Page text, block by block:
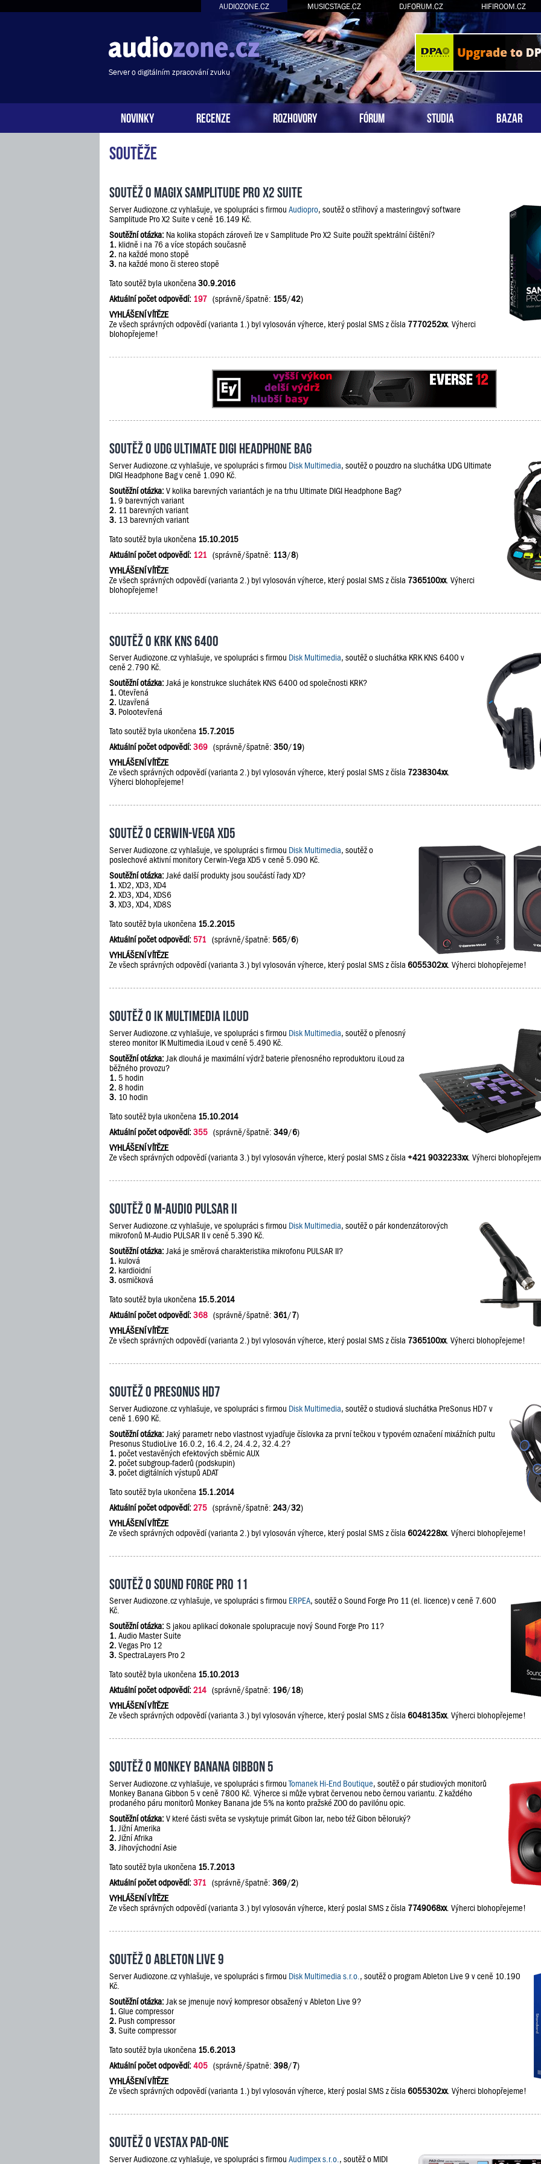
AUDIOZONE.CZ MUSICSTAGE.CZ DJFORUM.CZ HIFIROOM.CZ
Server o digitálním zpracování zvuku
NOVINKY RECENZE ROZHOVORY FÓRUM STUDIA BAZAR
Soutěže
Soutěž o Magix Samplitude Pro X2 Suite
Server Audiozone.cz vyhlašuje, ve spolupráci s firmou Audiopro, soutěž o střihový a masteringový software
Samplitude Pro X2 Suite v ceně 16.149 Kč.
Soutěžní otázka: Na kolika stopách zároveň lze v Samplitude Pro X2 Suite použít spektrální čištění?
1. klidně i na 76 a více stopách současně
2. na každé mono stopě
3. na každé mono či stereo stopě
Tato soutěž byla ukončena 30.9.2016
Aktuální počet odpovědí: 197 (správně/špatně: 155/42)
VYHLÁŠENÍ VÍTĚZE
Ze všech správných odpovědí (varianta 1.) byl vylosován výherce, který poslal SMS z čísla 7770252xx. Výherci
blohopřejeme!
Soutěž o UDG Ultimate DIGI Headphone Bag
Server Audiozone.cz vyhlašuje, ve spolupráci s firmou Disk Multimedia, soutěž o pouzdro na sluchátka UDG Ultimate
DIGI Headphone Bag v ceně 1.090 Kč.
Soutěžní otázka:V kolika barevných variantách je na trhu Ultimate DIGI Headphone Bag?
1. 9 barevných variant
2. 11 barevných variant
3. 13 barevných variant
Tato soutěž byla ukončena 15.10.2015
Aktuální počet odpovědí: 121 (správně/špatně: 113/8)
VYHLÁŠENÍ VÍTĚZE
Ze všech správných odpovědí (varianta 2.) byl vylosován výherce, který poslal SMS z čísla 7365100xx. Výherci
blohopřejeme!
Soutěž o KRK KNS 6400
Server Audiozone.cz vyhlašuje, ve spolupráci s firmou Disk Multimedia, soutěž o sluchátka KRK KNS 6400 v
ceně 2.790 Kč.
Soutěžní otázka:Jaká je konstrukce sluchátek KNS 6400 od společnosti KRK?
1.Otevřená
2. Uzavřená
3. Polootevřená
Tato soutěž byla ukončena 15.7.2015
Aktuální počet odpovědí:369 (správně/špatně: 350/19)
VYHLÁŠENÍ VÍTĚZE
Ze všech správných odpovědí (varianta 2.) byl vylosován výherce, který poslal SMS z čísla 7238304xx.
Výherci blohopřejeme!
Soutěž o Cerwin-Vega XD5
Server Audiozone.cz vyhlašuje, ve spolupráci s firmou Disk Multimedia, soutěž o
poslechové aktivní monitory Cerwin-Vega XD5 v ceně 5.090 Kč.
Soutěžní otázka: Jaké další produkty jsou součástí řady XD?
1. XD2, XD3, XD4
2. XD3, XD4, XDS6
3. XD3, XD4, XD8S
Tato soutěž byla ukončena 15.2.2015
Aktuální počet odpovědí:571 (správně/špatně: 565/6)
VYHLÁŠENÍ VÍTĚZE
Ze všech správných odpovědí (varianta 3.) byl vylosován výherce, který poslal SMS z čísla 6055302xx. Výherci blohopřejeme!
Soutěž o IK Multimedia iLoud
Server Audiozone.cz vyhlašuje, ve spolupráci s firmou Disk Multimedia, soutěž o přenosný
stereo monitor IK Multimedia iLoud v ceně 5.490 Kč.
Soutěžní otázka: Jak dlouhá je maximální výdrž baterie přenosného reproduktoru iLoud za
běžného provozu?
1. 5 hodin
2. 8 hodin
3. 10 hodin
Tato soutěž byla ukončena 15.10.2014
Aktuální počet odpovědí:355 (správně/špatně: 349/6)
VYHLÁŠENÍ VÍTĚZE
Ze všech správných odpovědí (varianta 3.) byl vylosován výherce, který poslal SMS z čísla +421 9032233xx. Výherci
Soutěž o M-Audio PULSAR II
Server Audiozone.cz vyhlašuje, ve spolupráci s firmou Disk Multimedia, soutěž o pár kondenzátorových
mikrofonů M-Audio PULSAR II v ceně 5.390 Kč.
Soutěžní otázka: Jaká je směrová charakteristika mikrofonu PULSAR II?
1. kulová
2. kardioidní
3. osmičková
Tato soutěž byla ukončena 15.5.2014
Aktuální počet odpovědí:368 (správně/špatně: 361/7)
VYHLÁŠENÍ VÍTĚZE
Ze všech správných odpovědí (varianta 2.) byl vylosován výherce, který poslal SMS z čísla 7365100xx. Výherci blohopřejeme!
Soutěž o PreSonus HD7
Server Audiozone.cz vyhlašuje, ve spolupráci s firmou Disk Multimedia, soutěž o studiová sluchátka PreSonus HD7 v
ceně 1.690 Kč.
Soutěžní otázka: Jaký parametr nebo vlastnost vyjadřuje číslovka za první tečkou v typovém označení mixážních pultu
Presonus StudioLive 16.0.2, 16.4.2, 24.4.2, 32.4.2?
1. počet vestavěných efektových sběrnic AUX
2. počet subgroup-faderů (podskupin)
3. počet digitálních výstupů ADAT
Tato soutěž byla ukončena 15.1.2014
Aktuální počet odpovědí:275 (správně/špatně: 243/32)
VYHLÁŠENÍ VÍTĚZE
Ze všech správných odpovědí (varianta 2.) byl vylosován výherce, který poslal SMS z čísla 6024228xx. Výherci blohopřejeme!
Soutěž o Sound Forge Pro 11
Server Audiozone.cz vyhlašuje, ve spolupráci s firmou ERPEA, soutěž o Sound Forge Pro 11 (el. licence) v ceně 7.600
Kč.
Soutěžní otázka:S jakou aplikací dokonale spolupracuje nový Sound Forge Pro 11?
1.Audio Master Suite
2.Vegas Pro 12
3.SpectraLayers Pro 2
Tato soutěž byla ukončena 15.10.2013
Aktuální počet odpovědí:214 (správně/špatně: 196/18)
VYHLÁŠENÍ VÍTĚZE
Ze všech správných odpovědí (varianta 3.) byl vylosován výherce, který poslal SMS z čísla 6048135xx. Výherci blohopřejeme!
Soutěž o Monkey Banana Gibbon 5
Server Audiozone.cz vyhlašuje, ve spolupráci s firmouTomanek Hi-End Boutique, soutěž o pár studiových monitorů
Monkey Banana Gibbon 5 v ceně 7800 Kč. Výherce si může vybrat červenou nebo černou variantu. Z každého
prodaného páru monitorů Monkey Banana jde 5% na konto pražské ZOO do pavilónu opic.
Soutěžní otázka:V které části světa se vyskytuje primát Gibon lar, nebo též Gibon běloruký?
1. Jižní Amerika
2. Jižní Afrika
3. Jihovýchodní Asie
Tato soutěž byla ukončena 15.7.2013
Aktuální počet odpovědí:371 (správně/špatně: 369/2)
VYHLÁŠENÍ VÍTĚZE
Ze všech správných odpovědí (varianta 3.) byl vylosován výherce, který poslal SMS z čísla 7749068xx. Výherci blohopřejeme!
Soutěž o Ableton Live 9
Server Audiozone.cz vyhlašuje, ve spolupráci s firmou Disk Multimedia s.r.o. , soutěž o program Ableton Live 9 v ceně 10.190
Kč.
Soutěžní otázka: Jak se jmenuje nový kompresor obsažený v Ableton Live 9?
1. Glue compressor
2. Push compressor
3. Suite compressor
Tato soutěž byla ukončena 15.6.2013
Aktuální počet odpovědí:405 (správně/špatně: 398/7)
VYHLÁŠENÍ VÍTĚZE
Ze všech správných odpovědí (varianta 1.) byl vylosován výherce, který poslal SMS z čísla 6055302xx. Výherci blohopřejeme!
Soutěž o Vestax PAD-One
Server Audiozone.cz vyhlašuje, ve spolupráci s firmou Audimpex s.r.o. , soutěž o MIDI